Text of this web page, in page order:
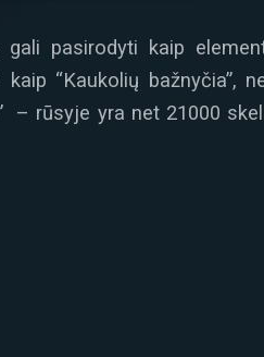
pasirodyti kaip
“Kaukolių bažnyčia”,
– rūsyje yra net 21000